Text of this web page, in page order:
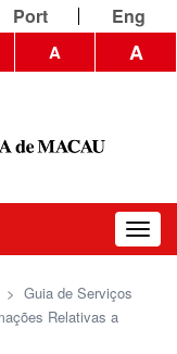
Port Eng
A A
> Guia de Serviços
Relativas a